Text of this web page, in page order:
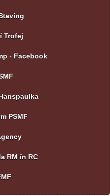
Trofej
- Facebook
PSMF
RM în RC